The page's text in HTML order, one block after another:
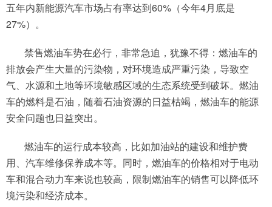
五年内新能源汽车市场占有率达到60%（今年4月底是
27%）。
禁售燃油车势在必行，非常急迫，犹豫不得：燃油车的
排放会产生大量的污染物，对环境造成严重污染，导致空
气、水源和土地等环境敏感区域的生态系统受到破坏。燃油
车的燃料是石油，随着石油资源的日益枯竭，燃油车的能源
安全问题也日益突出。
燃油车的运行成本较高，比如加油站的建设和维护费
用、汽车维修保养成本等。同时，燃油车的价格相对于电动
车和混合动力车来说也较高，限制燃油车的销售可以降低环
境污染和经济成本。